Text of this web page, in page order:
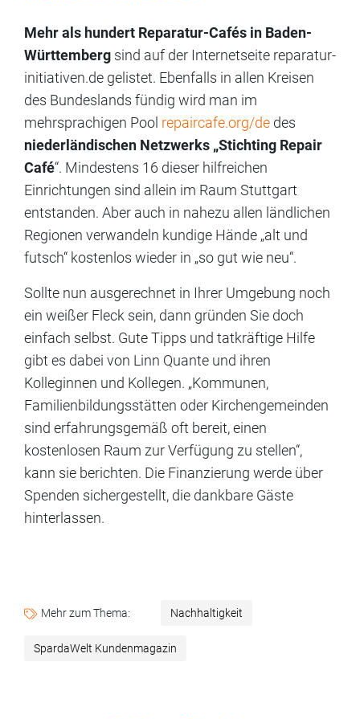
Mehr als hundert Reparatur-Cafés in Baden-
Württemberg sind auf der Internetseite reparatur-
initiativen.de gelistet. Ebenfalls in allen Kreisen
des Bundeslands fündig wird man im
mehrsprachigen Pool repaircafe.org/de des
niederländischen Netzwerks „Stichting Repair
Café“. Mindestens 16 dieser hilfreichen
Einrichtungen sind allein im Raum Stuttgart
entstanden. Aber auch in nahezu allen ländlichen
Regionen verwandeln kundige Hände „alt und
futsch“ kostenlos wieder in „so gut wie neu“.
Sollte nun ausgerechnet in Ihrer Umgebung noch
ein weißer Fleck sein, dann gründen Sie doch
einfach selbst. Gute Tipps und tatkräftige Hilfe
gibt es dabei von Linn Quante und ihren
Kolleginnen und Kollegen. „Kommunen,
Familienbildungsstätten oder Kirchengemeinden
sind erfahrungsgemäß oft bereit, einen
kostenlosen Raum zur Verfügung zu stellen“,
kann sie berichten. Die Finanzierung werde über
Spenden sichergestellt, die dankbare Gäste
hinterlassen.
Mehr zum Thema: Nachhaltigkeit
SpardaWelt Kundenmagazin